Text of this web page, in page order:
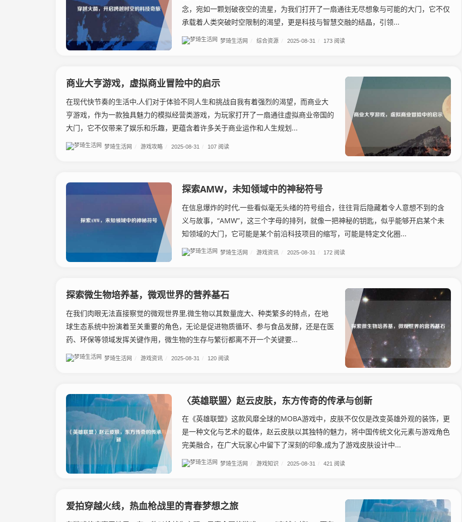
念，宛如一颗划破夜空的流星，为我们打开了一扇通往无尽想象与可能的大门，它不仅
承载着人类突破时空限制的渴望，更是科技与智慧交融的结晶，引领...
梦琦生活网 综合资源 2025-08-31 173 阅读
商业大亨游戏，虚拟商业冒险中的启示
在现代快节奏的生活中,人们对于体验不同人生和挑战自我有着强烈的渴望，而商业大
亨游戏，作为一款独具魅力的模拟经营类游戏，为玩家打开了一扇通往虚拟商业帝国的
大门，它不仅带来了娱乐和乐趣，更蕴含着许多关于商业运作和人生规划...
梦琦生活网 游戏攻略 2025-08-31 107 阅读
探索AMW，未知领域中的神秘符号
在信息爆炸的时代,一些看似毫无头绪的符号组合，往往背后隐藏着令人意想不到的含
义与故事，“AMW”，这三个字母的排列，就像一把神秘的钥匙，似乎能够开启某个未
知领域的大门，它可能是某个前沿科技项目的缩写，可能是特定文化圈...
梦琦生活网 游戏资讯 2025-08-31 172 阅读
探索微生物培养基，微观世界的营养基石
在我们肉眼无法直接察觉的微观世界里,微生物以其数量庞大、种类繁多的特点，在地
球生态系统中扮演着至关重要的角色，无论是促进物质循环、参与食品发酵，还是在医
药、环保等领域发挥关键作用，微生物的生存与繁衍都离不开一个关键要...
梦琦生活网 游戏资讯 2025-08-31 120 阅读
〈英雄联盟〉赵云皮肤，东方传奇的传承与创新
在《英雄联盟》这款风靡全球的MOBA游戏中，皮肤不仅仅是改变英雄外观的装饰，更
是一种文化与艺术的载体，赵云皮肤以其独特的魅力，将中国传统文化元素与游戏角色
完美融合，在广大玩家心中留下了深刻的印象,成为了游戏皮肤设计中...
梦琦生活网 游戏知识 2025-08-31 421 阅读
爱拍穿越火线，热血枪战里的青春梦想之旅